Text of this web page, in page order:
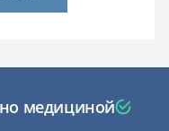
медициной